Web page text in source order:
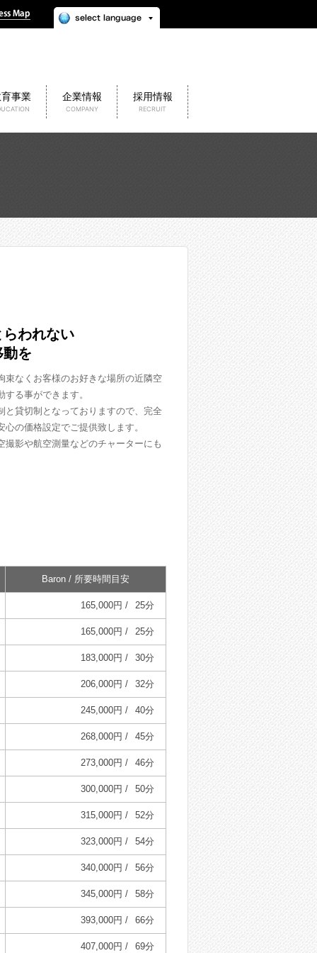
事業 企業情報
COMPANY
採用情報
RECRUIT
われない
を
束なくお客様のお好きな場所の近隣空
る事ができます。
と貸切制となっておりますので、完全
の価格設定でご提供致します。
撮影や航空測量などのチャーターにも
Baron / 所要時間目安
165,000円 / 25分
165,000円 / 25分
183,000円 / 30分
206,000円 / 32分
245,000円 / 40分
268,000円 / 45分
273,000円 / 46分
300,000円 / 50分
315,000円 / 52分
323,000円 / 54分
340,000円 / 56分
345,000円 / 58分
393,000円 / 66分
407,000円 / 69分